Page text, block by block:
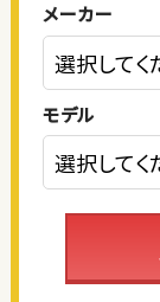
メーカー
モデル